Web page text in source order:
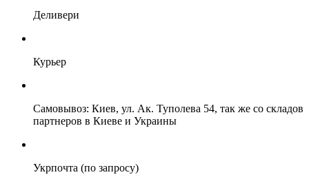
Деливери
Курьер
Самовывоз: Киев, ул. Ак. Туполева 54, так же со складов
партнеров в Киеве и Украины
Укрпочта (по запросу)